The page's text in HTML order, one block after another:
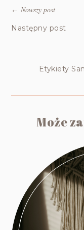
←Nowszy post
Następny post
Etykiety
Może